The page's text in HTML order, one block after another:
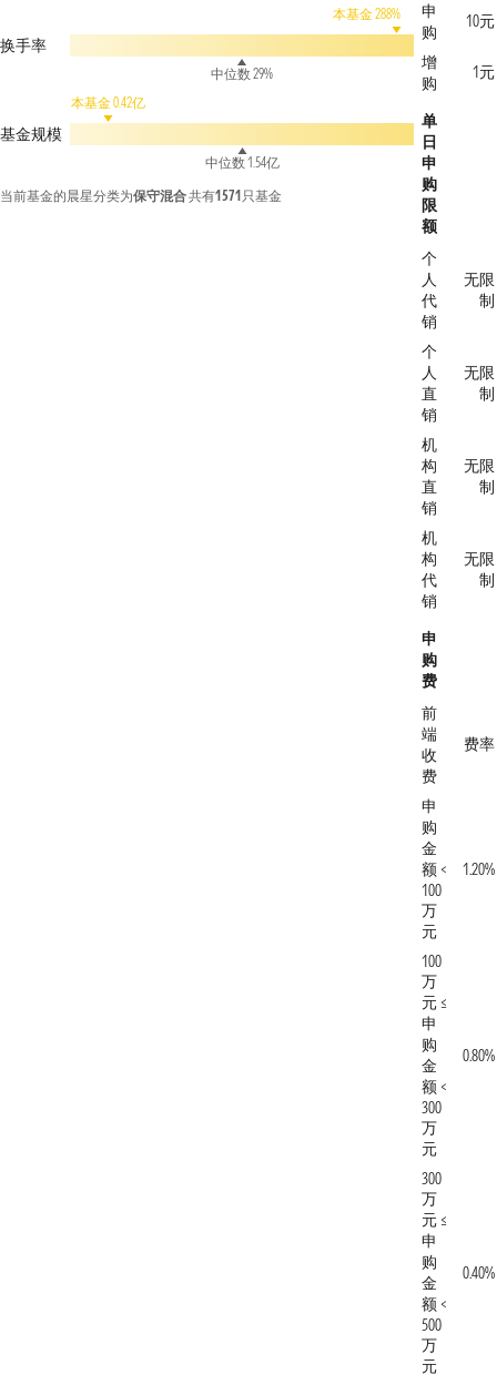
换手率
本基金 288%
中位数 29%
基金规模
本基金 0.42亿
中位数 1.54亿
当前基金的晨星分类为保守混合共有1571 只基金
申
购
10元
增
购
1元
单
日
申
购
限
额
个
人
代
销
无限
制
个
人
直
销
无限
制
机
构
直
销
无限
制
机
构
代
销
无限
制
申
购
费
前
端
收
费
费率
申
购
金
额 <
100
万
元
1.20%
100
万
元 ≤
申
购
金
额 <
300
万
元
0.80%
300
万
元 ≤
申
购
金
额 <
500
万
元
0.40%